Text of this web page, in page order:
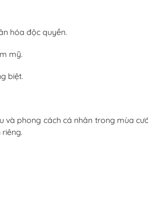
hóa độc quyền.
mỹ.
biệt.
và phong cách cá nhân trong mùa